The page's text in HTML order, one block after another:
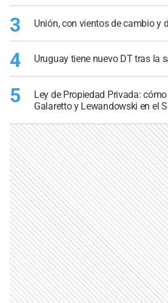
3 Unión, con vientos de cambio y
4 Uruguay tiene nuevo DT tras la
5
Ley de Propiedad Privada:
Galaretto y Lewandowski en el